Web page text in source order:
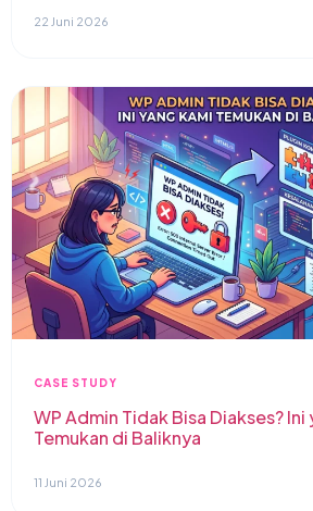
22 Juni 2026
CASE STUDY
WP Admin Tidak Bisa Diakses? Ini
Temukan di Baliknya
11 Juni 2026